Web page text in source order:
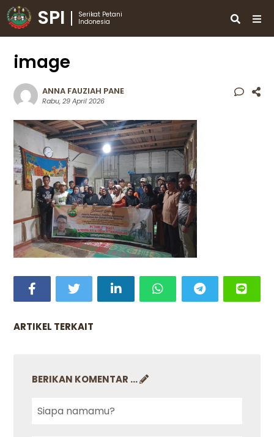
SPI
Serikat Petani
Indonesia
image
ANNA FAUZIAH PANE
Rabu, 29 April 2026
ARTIKEL TERKAIT
BERIKAN KOMENTAR ...